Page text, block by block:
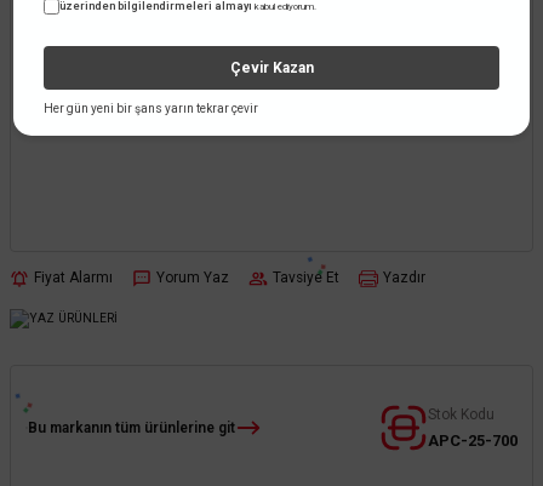
Fiyat Alarmı Yorum Yaz Tavsiye Et Yazdır
Bu markanın tüm ürünlerine git
Stok Kodu
APC-25-700
üzerinden bilgilendirmeleri almayı kabul ediyorum.
Çevir Kazan
Her gün yeni bir şans yarın tekrar çevir